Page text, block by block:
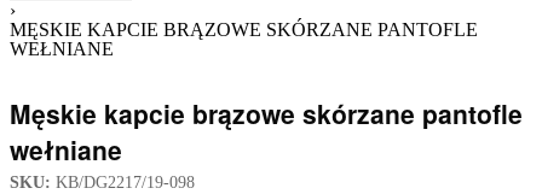
›
MĘSKIE KAPCIE BRĄZOWE SKÓRZANE PANTOFLE
WEŁNIANE
Męskie kapcie brązowe skórzane pantofle
wełniane
SKU: KB/DG2217/19-098